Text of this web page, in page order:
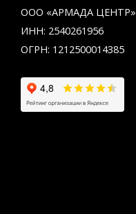
ООО «АРМАДА ЦЕНТР»
ИНН: 2540261956
ОГРН: 1212500014385